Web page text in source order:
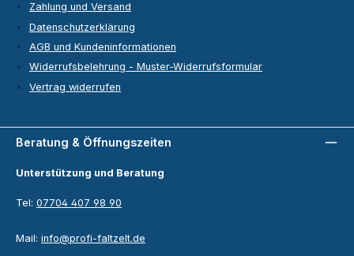
Beratung & Öffnungszeiten
Unterstützung und Beratung
Tel: 07704 407 98 90
Mail: info@profi-faltzelt.de
Zahlung und Versand
Datenschutzerklärung
AGB und Kundeninformationen
Widerrufsbelehrung - Muster-Widerrufsformular
Vertrag widerrufen